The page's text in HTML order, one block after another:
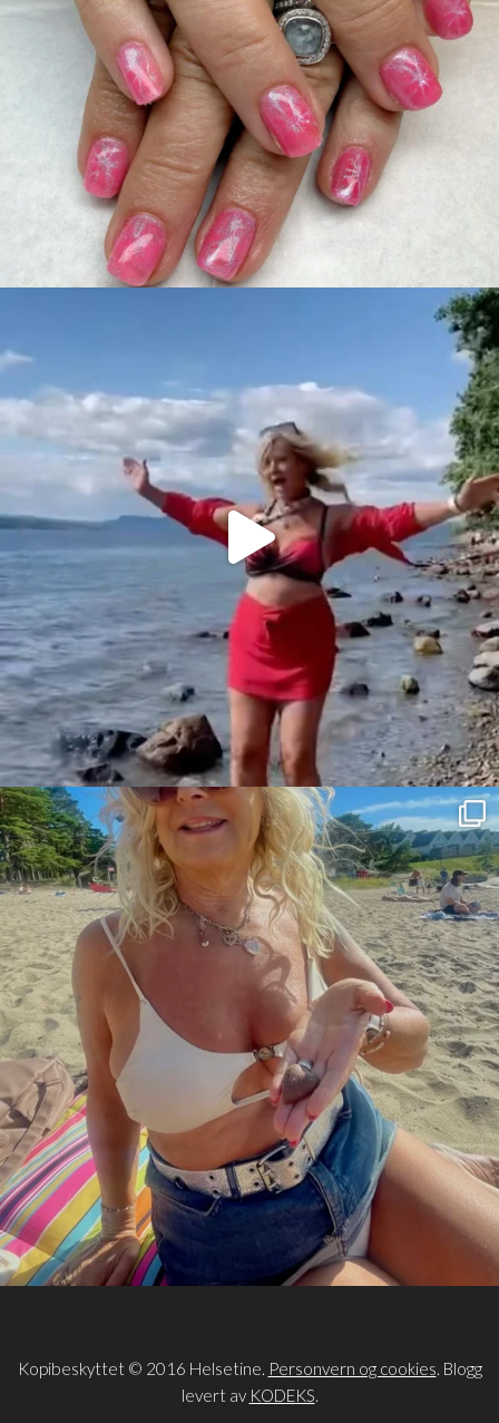
Kopibeskyttet © 2016 Helsetine. Personvern og cookies. Blogg
levert av KODEKS.